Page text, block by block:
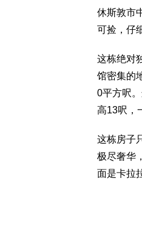
休斯敦市
可捡，仔
这栋绝对
馆密集的
0平方呎
高13呎，
这栋房子
极尽奢华
面是卡拉